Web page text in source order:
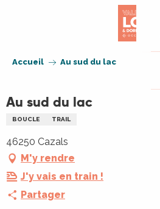
Accueil Au sud du lac
Au sud du lac
BOUCLE TRAIL
46250 Cazals
M'y rendre
J'y vais en train !
Partager